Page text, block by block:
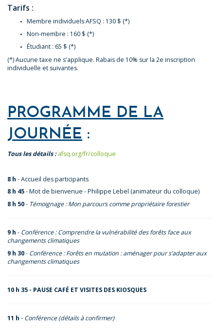
Tarifs :
Membre individuels AFSQ : 130 $ (*)
Non-membre : 160 $ (*)
Étudiant : 65 $ (*)
(*) Aucune taxe ne s'applique. Rabais de 10% sur la 2e inscription
individuelle et suivantes.
PROGRAMME DE LA
JOURNÉE :
Tous les détails :afsq.org/fr/colloque
8 h - Accueil des participants
8 h 45- Mot de bienvenue - Philippe Lebel (animateur du colloque)
8 h 50- Témoignage : Mon parcours comme propriétaire forestier
9 h - Conférence : Comprendre la vulnérabilité des forêts face aux
changements climatiques
9 h 30- Conférence : Forêts en mutation : aménager pour s’adapter aux
changements climatiques
10 h 35 - PAUSE CAFÉ ET VISITES DES KIOSQUES
11 h - Conférence (détails à confirmer)